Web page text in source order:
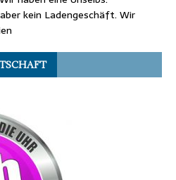
kein Ladengeschäft. Wir